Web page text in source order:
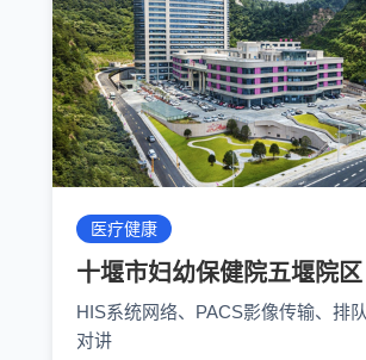
医疗健康
十堰市妇幼保健院五堰院区
HIS系统网络、PACS影像传输、排
对讲